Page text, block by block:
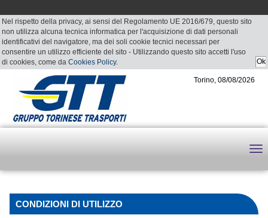
Nel rispetto della privacy, ai sensi del Regolamento UE 2016/679, questo sito
non utilizza alcuna tecnica informatica per l'acquisizione di dati personali
identificativi del navigatore, ma dei soli cookie tecnici necessari per
consentire un utilizzo efficiente del sito - Utilizzando questo sito accetti l'uso
di cookies, come da Cookies Policy.
Torino, 08/08/2026
CONDIZIONI DI UTILIZZO